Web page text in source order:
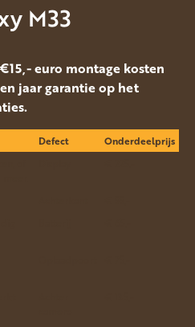
M33
euro montage kosten
jaar garantie op het
Defect
Onderdeelprijs